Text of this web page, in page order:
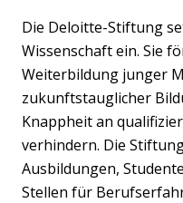
Die Deloitte-Stiftung
Wissenschaft ein. Sie
Weiterbildung junger
zukunftstauglicher
Knappheit an
verhindern. Die
Ausbildungen,
Stellen für